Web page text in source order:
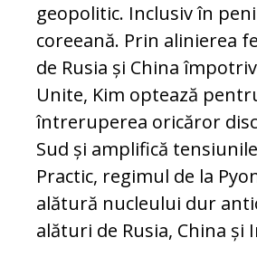
geopolitic. Inclusiv în
coreeană. Prin alinierea
de Rusia și China
Unite, Kim optează
întreruperea oricăror
Sud și amplifică
Practic, regimul de la
alătură nucleului dur
alături de Rusia, China și